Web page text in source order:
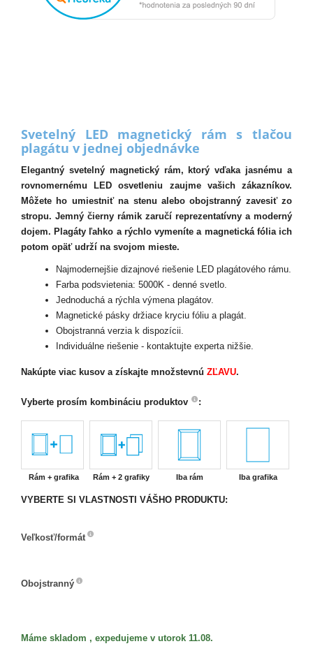
Svetelný LED magnetický rám s tlačou
plagátu v jednej objednávke
Elegantný svetelný magnetický rám, ktorý vďaka jasnému a
rovnomernému LED osvetleniu zaujme vašich zákazníkov.
Môžete ho umiestniť na stenu alebo obojstranný zavesiť zo
stropu. Jemný čierny rámik zaručí reprezentatívny a moderný
dojem. Plagáty ľahko a rýchlo vymeníte a magnetická fólia ich
potom opäť udrží na svojom mieste.
Najmodernejšie dizajnové riešenie LED plagátového rámu.
Farba podsvietenia: 5000K - denné svetlo.
Jednoduchá a rýchla výmena plagátov.
Magnetické pásky držiace kryciu fóliu a plagát.
Obojstranná verzia k dispozícii.
Individuálne riešenie - kontaktujte experta nižšie.
Nakúpte viac kusov a získajte množstevnú ZĽAVU.
Vyberte prosím kombináciu produktov :
Rám + grafika Rám + 2 grafiky Iba rám Iba grafika
VYBERTE SI VLASTNOSTI VÁŠHO PRODUKTU:
Veľkosť/formát
Obojstranný
Máme skladom , expedujeme v utorok 11.08.